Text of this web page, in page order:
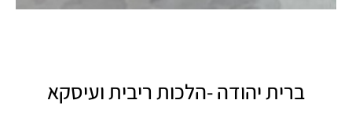
ברית יהודה -הלכות ריבית ועיסקא